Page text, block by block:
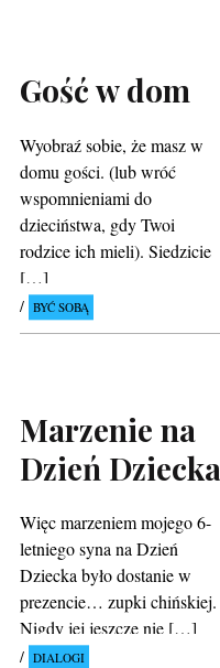
Gość w dom
Wyobraź sobie, że masz w
domu gości. (lub wróć
wspomnieniami do
dzieciństwa, gdy Twoi
rodzice ich mieli). Siedzicie
[…]
BYĆ SOBĄ
Marzenie na
Dzień Dziecka
Więc marzeniem mojego 6-
letniego syna na Dzień
Dziecka było dostanie w
prezencie… zupki chińskiej.
Nigdy jej jeszcze nie […]
DIALOGI